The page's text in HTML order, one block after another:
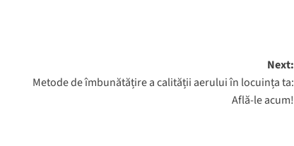
Next:
Metode de îmbunătățire a calității aerului în locuința ta:
Află-le acum!